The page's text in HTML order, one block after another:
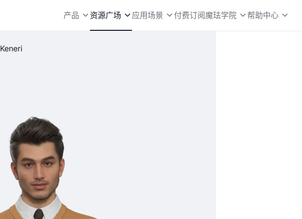
产品 资源广场 应用场景 付费订阅魔珐学院 帮助中心
Keneri